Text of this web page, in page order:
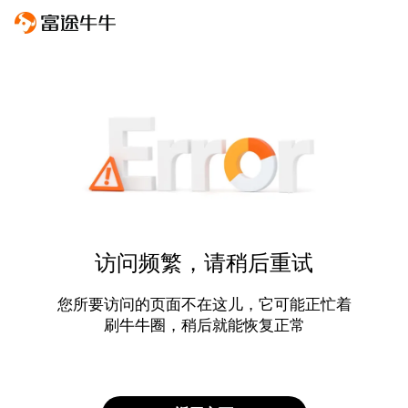
访问频繁，请稍后重试
您所要访问的页面不在这儿，它可能正忙着
刷牛牛圈，稍后就能恢复正常